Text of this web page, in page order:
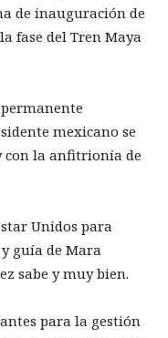
de inauguración de
fase del Tren Maya
mexicano se
con la anfitrionía de
Unidos para
guía de Mara
sabe y muy bien.
para la gestión